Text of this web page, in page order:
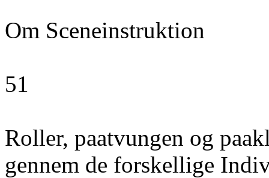
Om Sceneinstruktion
51
Roller, paatvungen og
gennem de forskellige